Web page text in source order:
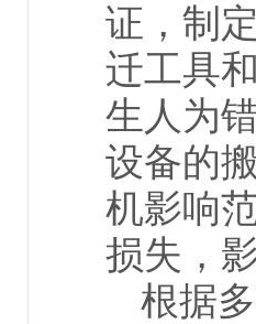
证，制
迁工具
生人为
设备的
机影响
损失，
根据